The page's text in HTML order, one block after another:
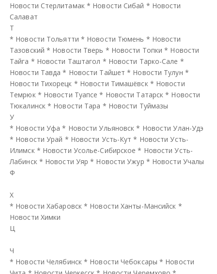
Новости Стерлитамак * Новости Сибай * Новости
Салават
Т
* Новости Тольятти * Новости Тюмень * Новости
Тазовский * Новости Тверь * Новости Топки * Новости
Тайга * Новости Таштагол * Новости Тарко-Сале *
Новости Тавда * Новости Тайшет * Новости Тулун *
Новости Тихорецк * Новости Тимашёвск * Новости
Темрюк * Новости Туапсе * Новости Татарск * Новости
Тюкалинск * Новости Тара * Новости Туймазы
У
* Новости Уфа * Новости Ульяновск * Новости Улан-Удэ
* Новости Урай * Новости Усть-Кут * Новости Усть-
Илимск * Новости Усолье-Сибирское * Новости Усть-
Лабинск * Новости Уяр * Новости Ужур * Новости Учалы
Ф
Х
* Новости Хабаровск * Новости Ханты-Мансийск *
Новости Химки
Ц
Ч
* Новости Челябинск * Новости Чебоксары * Новости